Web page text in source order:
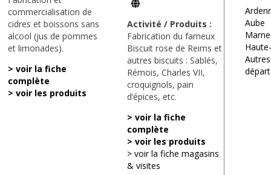
commercialisation de
cidres et boissons sans
alcool (jus de pommes
et limonades).
> voir la fiche
complète
> voir les produits
Activité / Produits :
Fabrication du fameux
Biscuit rose de Reims et
autres biscuits : Sablés,
Rémois, Charles VII,
croquignols, pain
d’épices, etc.
> voir la fiche
complète
> voir les produits
> voir la fiche magasins
& visites
Aube
Marne
Autres